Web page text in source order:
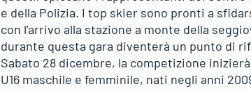
e della Polizia. I top skier sono pronti a
con l’arrivo alla stazione a monte della
durante questa gara diventerà un punto di
Sabato 28 dicembre, la competizione
U16 maschile e femminile, nati negli anni